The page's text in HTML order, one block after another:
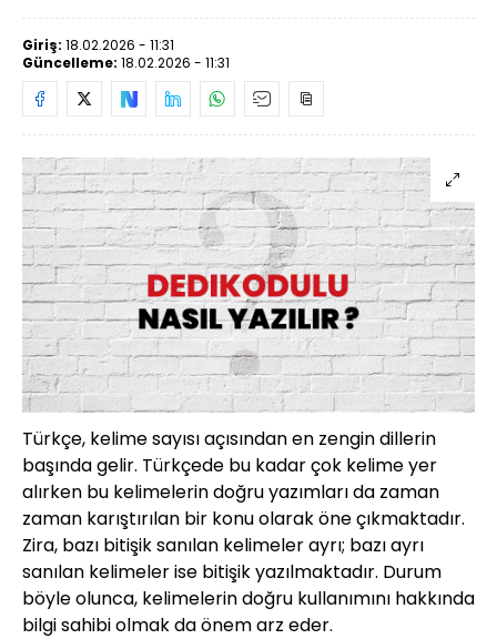
Giriş: 18.02.2026 - 11:31
Güncelleme: 18.02.2026 - 11:31
Türkçe, kelime sayısı açısından en zengin dillerin
başında gelir. Türkçede bu kadar çok kelime yer
alırken bu kelimelerin doğru yazımları da zaman
zaman karıştırılan bir konu olarak öne çıkmaktadır.
Zira, bazı bitişik sanılan kelimeler ayrı; bazı ayrı
sanılan kelimeler ise bitişik yazılmaktadır. Durum
böyle olunca, kelimelerin doğru kullanımını hakkında
bilgi sahibi olmak da önem arz eder.